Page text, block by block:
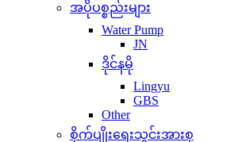
အပိုပစ္စည်းများ
Water Pump
JN
ဒိုင်နမို
Lingyu
GBS
Other
စိုက်ပျိုးရေးသွင်းအားစု